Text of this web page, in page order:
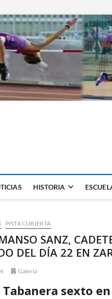
HISTORIA
PISTA CUBIERTA
SANZ,
DEL DÍA 22 EN
Galería
sexto en